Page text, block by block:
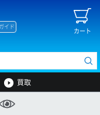
カート
イド
買取